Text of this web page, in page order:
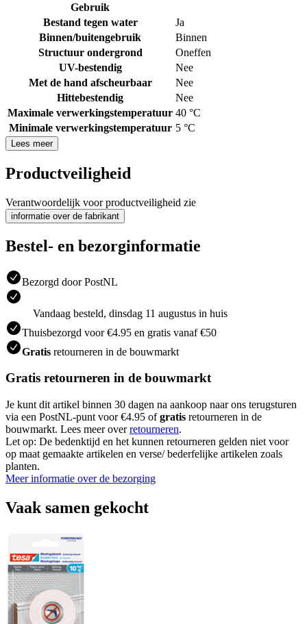
Gebruik
Bestand tegen water
Ja
Binnen/buitengebruik
Binnen
Structuur ondergrond
Oneffen
UV-bestendig
Nee
Met de hand afscheurbaar
Nee
Hittebestendig
Nee
Maximale verwerkingstemperatuur 40 °C
Minimale verwerkingstemperatuur 5 °C
Lees meer
Productveiligheid
Verantwoordelijk voor productveiligheid zie
informatie over de fabrikant
Bestel- en bezorginformatie
Bezorgd door PostNL
Vandaag besteld, dinsdag 11 augustus in huis
Thuisbezorgd voor €4.95 en gratis vanaf €50
Gratis retourneren in de bouwmarkt
Gratis retourneren in de bouwmarkt
Je kunt dit artikel binnen 30 dagen na aankoop naar ons terugsturen
via een PostNL-punt voor €4.95 ofgratis retourneren in de
bouwmarkt. Lees meer overretourneren.
Let op: De bedenktijd en het kunnen retourneren gelden niet voor
op maat gemaakte artikelen en verse/ bederfelijke artikelen zoals
planten.
Meer informatie over de bezorging
Vaak samen gekocht